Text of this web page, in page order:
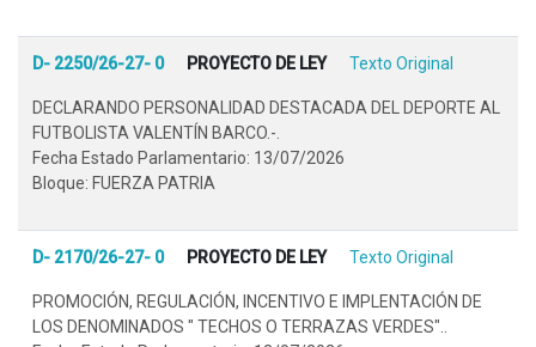
D- 2250/26-27- 0 PROYECTO DE LEY Texto Original
DECLARANDO PERSONALIDAD DESTACADA DEL DEPORTE AL
FUTBOLISTA VALENTÍN BARCO.-.
Fecha Estado Parlamentario: 13/07/2026
Bloque: FUERZA PATRIA
D- 2170/26-27- 0 PROYECTO DE LEY Texto Original
PROMOCIÓN, REGULACIÓN, INCENTIVO E IMPLENTACIÓN DE
LOS DENOMINADOS " TECHOS O TERRAZAS VERDES"..